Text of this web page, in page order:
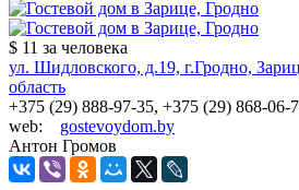
$ 11 за человека
ул. Шидловского, д.19, г.Гродно,
область
+375 (29) 888-97-35, +375 (29) 868-06-
web: gostevoydom.by
Антон Громов